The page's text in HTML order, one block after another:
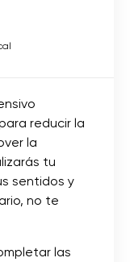
reducir la
la
tu
sentidos y
no te
las